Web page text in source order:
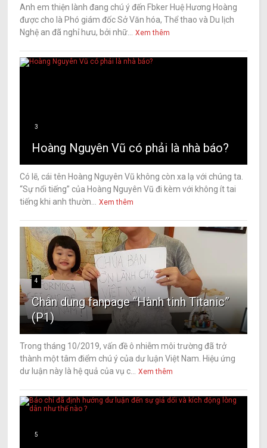
Anh em thiện lành đang chú ý đến Fbker Huệ Hương Hoàng
được cho là Phó giám đốc Sở Văn hóa, Thể thao và Du lịch
Nghệ an đã nghỉ hưu, bởi nhữ...
Xem thêm
3
Hoàng Nguyên Vũ có phải là nhà báo?
Có lẽ, cái tên Hoàng Nguyên Vũ không còn xa lạ với chúng ta.
“Sự nổi tiếng” của Hoàng Nguyên Vũ đi kèm với không ít tai
tiếng khi anh thườn...
Xem thêm
4
Chân dung fanpage “Hành tinh Titanic”
(P1)
Trong tháng 10/2019, vấn đề ô nhiễm môi trường đã trở
thành một tâm điểm chú ý của dư luận Việt Nam. Hiệu ứng
dư luận này là hệ quả của vụ c...
Xem thêm
5